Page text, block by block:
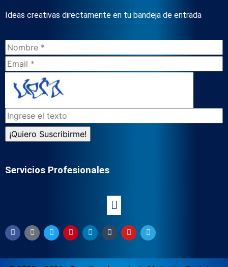
Ideas creativas directamente en tu bandeja de entrada
Servicios Profesionales